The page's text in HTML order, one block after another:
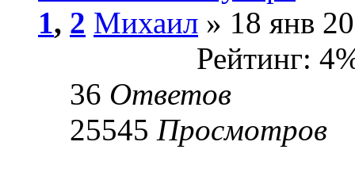
1, 2 Михаил » 18 янв
Рейтинг:
36 Ответов
25545 Просмотров